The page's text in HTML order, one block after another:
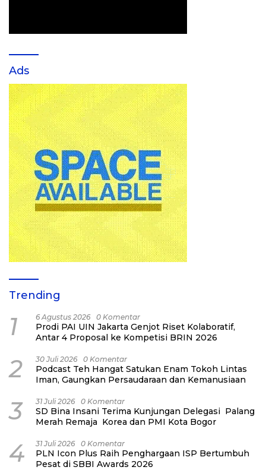
Ads
Trending
1 6 Agustus 2026 0 Komentar
Prodi PAI UIN Jakarta Genjot Riset Kolaboratif,
Antar 4 Proposal ke Kompetisi BRIN 2026
2 30 Juli 2026 0 Komentar
Podcast Teh Hangat Satukan Enam Tokoh Lintas
Iman, Gaungkan Persaudaraan dan Kemanusiaan
3 31 Juli 2026 0 Komentar
SD Bina Insani Terima Kunjungan Delegasi Palang
Merah Remaja Korea dan PMI Kota Bogor
4 31 Juli 2026 0 Komentar
PLN Icon Plus Raih Penghargaan ISP Bertumbuh
Pesat di SBBI Awards 2026